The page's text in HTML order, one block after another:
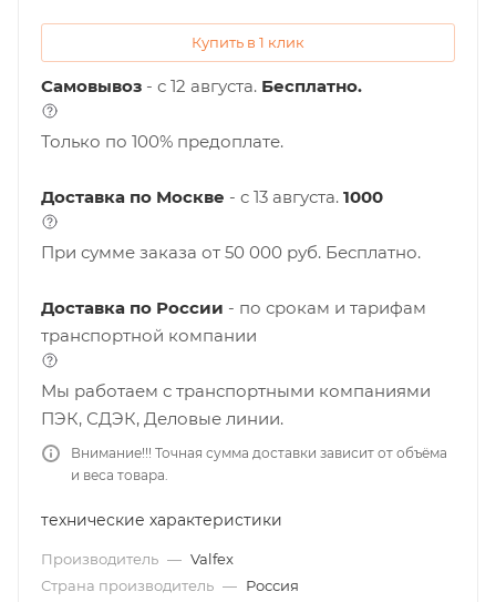
Купить в 1 клик
Самовывоз - с 12 августа. Бесплатно.
Только по 100% предоплате.
Доставка по Москве - c 13 августа. 1000
При сумме заказа от 50 000 руб. Бесплатно.
Доставка по России - по срокам и тарифам
транспортной компании
Мы работаем с транспортными компаниями
ПЭК, СДЭК, Деловые линии.
Внимание!!! Точная сумма доставки зависит от объёма
и веса товара.
технические характеристики
Производитель — Valfex
Страна производитель — Россия